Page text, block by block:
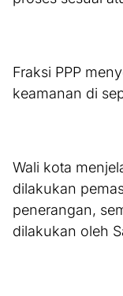
Fraksi PPP
keamanan di
Wali kota
dilakukan
penerangan,
dilakukan oleh